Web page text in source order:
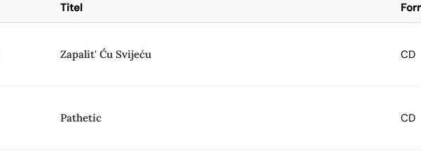
Titel
Zapalit' Ću Svijeću CD
Pathetic CD